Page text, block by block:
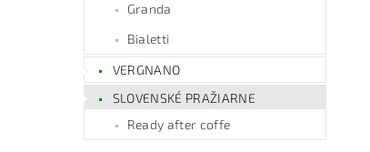
Granda
Bialetti
VERGNANO
SLOVENSKÉ PRAŽIARNE
Ready after coffe